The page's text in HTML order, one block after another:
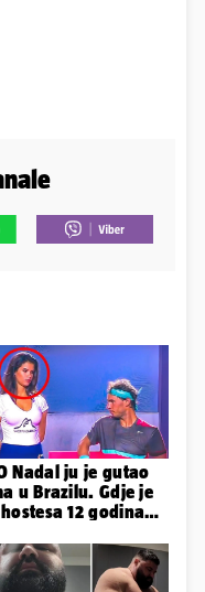
Nadal ju je gutao
u Brazilu. Gdje je
12 godina